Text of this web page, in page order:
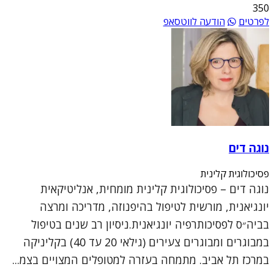
350
לפרטים
הודעה לווטסאפ
נוגה דים
פסיכולוגית קלינית
נוגה דים – פסיכולוגית קלינית מומחית, אנליטיקאית
יונגיאנית, מורשית לטיפול בהיפנוזה, מדריכה ומרצה
בביה״ס לפסיכותרפיה יונגיאנית.ניסיון רב שנים בטיפול
במבוגרים ומבוגרים צעירים (גילאי 20 עד 40) בקליניקה
במרכז תל אביב. מתמחה בעזרה למטופלים המצויים בצמ...